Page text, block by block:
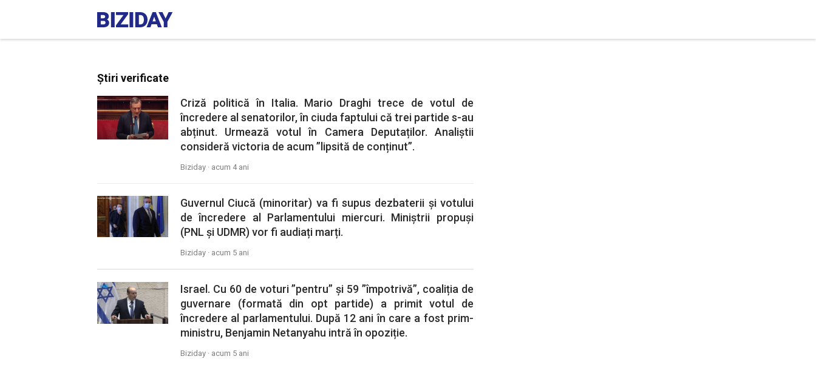
Știri verificate
Criză politică în Italia. Mario Draghi trece de votul de
încredere al senatorilor, în ciuda faptului că trei partide s-au
abținut. Urmează votul în Camera Deputaților. Analiștii
consideră victoria de acum ”lipsită de conținut”.
Biziday · acum 4 ani
Guvernul Ciucă (minoritar) va fi supus dezbaterii și votului
de încredere al Parlamentului miercuri. Miniștrii propuși
(PNL și UDMR) vor fi audiați marți.
Biziday · acum 5 ani
Israel. Cu 60 de voturi ”pentru” și 59 ”împotrivă”, coaliția de
guvernare (formată din opt partide) a primit votul de
încredere al parlamentului. După 12 ani în care a fost prim-
ministru, Benjamin Netanyahu intră în opoziție.
Biziday · acum 5 ani